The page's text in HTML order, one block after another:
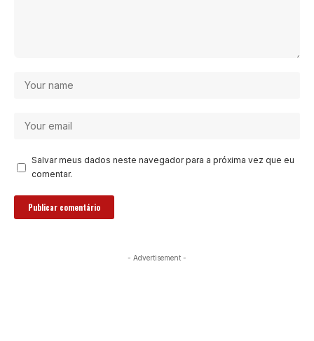
Salvar meus dados neste navegador para a próxima vez que eu
comentar.
- Advertisement -